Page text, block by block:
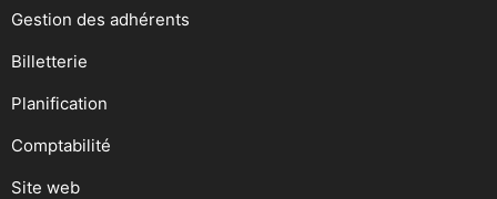
Gestion des adhérents
Billetterie
Planification
Comptabilité
Site web